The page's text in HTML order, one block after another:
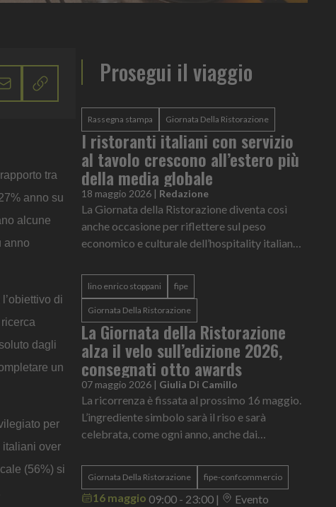
tra
anno su
alcune
anno
di
dagli
un
per
italiani over
(56%) si
Prosegui il viaggio
Rassegna stampa Giornata Della Ristorazione
I ristoranti italiani con servizio
al tavolo crescono all’estero più
della media globale
18 maggio 2026 | Redazione
La Giornata della Ristorazione diventa così
anche occasione per riflettere sul peso
economico e culturale dell’hospitality italiana
lino enrico stoppani fipe
Giornata Della Ristorazione
La Giornata della Ristorazione
alza il velo sull’edizione 2026,
consegnati otto awards
07 maggio 2026 | Giulia Di Camillo
La ricorrenza è fissata al prossimo 16 maggio.
L’ingrediente simbolo sarà il riso e sarà
celebrata, come ogni anno, anche dai
Giornata Della Ristorazione fipe-confcommercio
16 maggio 09:00 - 23:00 |
Evento